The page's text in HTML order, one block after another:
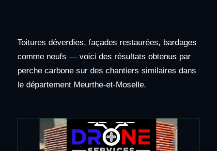
Toitures déverdies, façades restaurées, bardages
comme neufs — voici des résultats obtenus par
perche carbone sur des chantiers similaires dans
le département Meurthe-et-Moselle.